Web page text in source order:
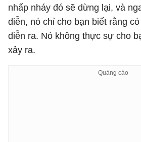
nhấp nháy đó sẽ dừng lại, và
diễn, nó chỉ cho bạn biết rằng
diễn ra. Nó không thực sự cho
xảy ra.